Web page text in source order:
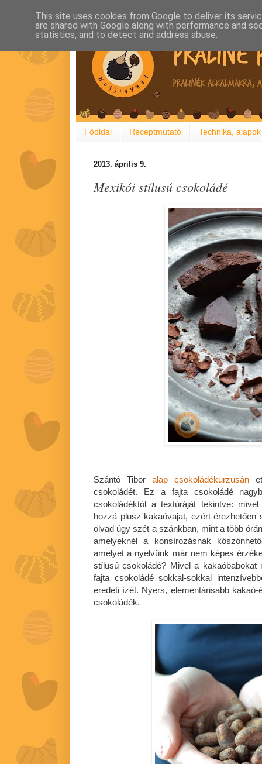
Főoldal Receptmutató Technika, alapok
2013. április 9.
Mexikói stílusú csokoládé
Szántó Tibor alap csokoládékurzusán
csokoládét. Ez a fajta csokoládé
csokoládéktól a textúráját tekintve:
hozzá plusz kakaóvajat, ezért érezhetően
olvad úgy szét a szánkban, mint a több
amelyeknél a konsírozásnak
amelyet a nyelvünk már nem képes
stílusú csokoládé? Mivel a
fajta csokoládé sokkal-sokkal
eredeti ízét. Nyers, elementárisabb
csokoládék.
This site uses cookies from Google to deliver its
are shared with Google along with performance and
statistics, and to detect and address abuse.